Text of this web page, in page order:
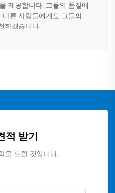
제공합니다. 그들의 품질에
른 사람들에게도 그들의
하겠습니다.
적 받기
을 드릴 것입니다.